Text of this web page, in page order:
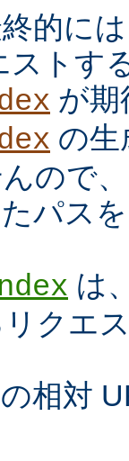
的に
ストす
が期
の生
ので
パス
は
クエ
相対